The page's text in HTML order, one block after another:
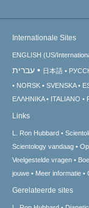
Internationale Sites
ENGLISH (US/
עברית 日本語
NORSK
SVENSKA
ΕΛΛΗΝΙΚA
ITALIANO
Links
L. Ron Hubbard
Scientology vandaag
Veelgestelde vragen
jouwe
Meer informatie
Gerelateerde sites